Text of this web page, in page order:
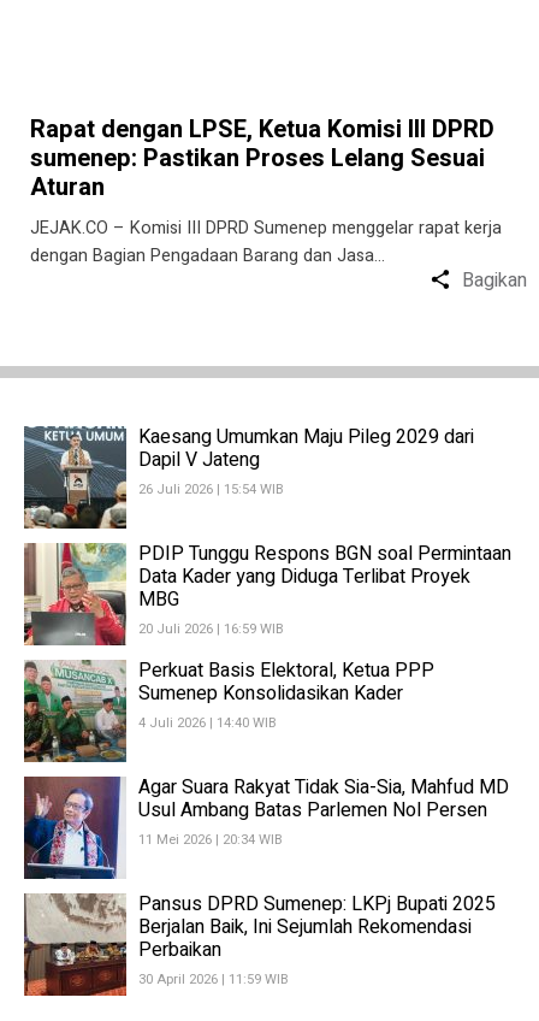
Kaesang Umumkan Maju Pileg 2029 dari
Dapil V Jateng
26 Juli 2026 | 15:54 WIB
PDIP Tunggu Respons BGN soal Permintaan
Data Kader yang Diduga Terlibat Proyek
MBG
20 Juli 2026 | 16:59 WIB
Perkuat Basis Elektoral, Ketua PPP
Sumenep Konsolidasikan Kader
4 Juli 2026 | 14:40 WIB
Agar Suara Rakyat Tidak Sia-Sia, Mahfud MD
Usul Ambang Batas Parlemen Nol Persen
11 Mei 2026 | 20:34 WIB
Pansus DPRD Sumenep: LKPj Bupati 2025
Berjalan Baik, Ini Sejumlah Rekomendasi
Perbaikan
30 April 2026 | 11:59 WIB
Rapat dengan LPSE, Ketua Komisi III DPRD
sumenep: Pastikan Proses Lelang Sesuai
Aturan
JEJAK.CO – Komisi III DPRD Sumenep menggelar rapat kerja
dengan Bagian Pengadaan Barang dan Jasa…
Bagikan